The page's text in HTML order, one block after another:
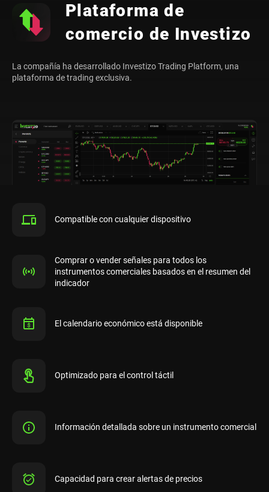
Plataforma de
comercio de Investizo
La compañía ha desarrollado Investizo Trading Platform, una
plataforma de trading exclusiva.
Compatible con cualquier dispositivo
Comprar o vender señales para todos los
instrumentos comerciales basados ​​en el resumen del
indicador
El calendario económico está disponible
Optimizado para el control táctil
Información detallada sobre un instrumento comercial
Capacidad para crear alertas de precios